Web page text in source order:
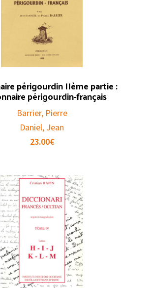
périgourdin IIème partie :
périgourdin-français
Barrier, Pierre
Daniel, Jean
23.00€